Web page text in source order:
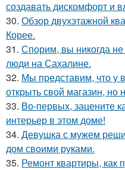
создавать дискомфорт и
30. Обзор двухэтажной
Корее.
31. Спорим, вы никогда
люди на Сахалине.
32. Мы представим, что у
открыть свой магазин, но
33. Во-первых, зацените
интерьер в этом доме!
34. Девушка с мужем
дом своими руками.
35. Ремонт квартиры, как